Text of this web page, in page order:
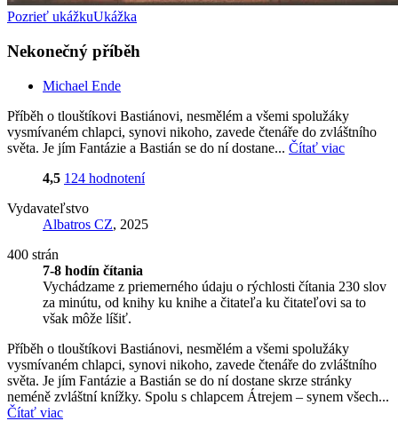
Pozrieť ukážkuUkážka
Nekonečný příběh
Michael Ende
Příběh o tlouštíkovi Bastiánovi, nesmělém a všemi spolužáky
vysmívaném chlapci, synovi nikoho, zavede čtenáře do zvláštního
světa. Je jím Fantázie a Bastián se do ní dostane... Čítať viac
4,5 124 hodnotení
Vydavateľstvo
Albatros CZ, 2025
400 strán
7-8 hodín čítania
Vychádzame z priemerného údaju o rýchlosti čítania 230 slov
za minútu, od knihy ku knihe a čitateľa ku čitateľovi sa to
však môže líšiť.
Příběh o tlouštíkovi Bastiánovi, nesmělém a všemi spolužáky
vysmívaném chlapci, synovi nikoho, zavede čtenáře do zvláštního
světa. Je jím Fantázie a Bastián se do ní dostane skrze stránky
neméně zvláštní knížky. Spolu s chlapcem Átrejem – synem všech...
Čítať viac